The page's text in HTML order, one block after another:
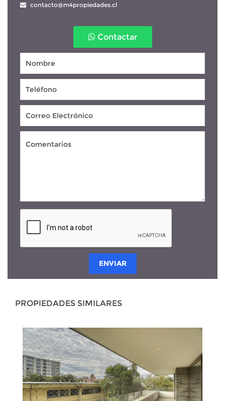
contacto@m4propiedades.cl
Contactar
ENVIAR
PROPIEDADES SIMILARES